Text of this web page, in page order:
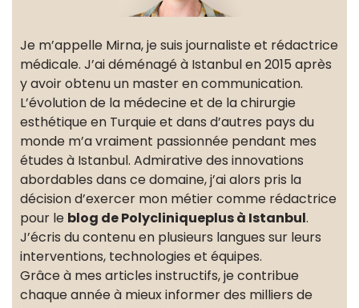
Je m’appelle Mirna, je suis journaliste et rédactrice
médicale. J’ai déménagé à Istanbul en 2015 après
y avoir obtenu un master en communication.
L’évolution de la médecine et de la chirurgie
esthétique en Turquie et dans d’autres pays du
monde m’a vraiment passionnée pendant mes
études à Istanbul. Admirative des innovations
abordables dans ce domaine, j’ai alors pris la
décision d’exercer mon métier comme rédactrice
pour le blog de Polycliniqueplus à Istanbul.
J’écris du contenu en plusieurs langues sur leurs
interventions, technologies et équipes.
Grâce à mes articles instructifs, je contribue
chaque année à mieux informer des milliers de